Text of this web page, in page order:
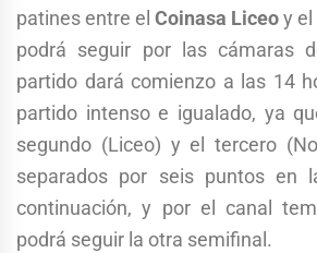
patines entre el Coinasa Liceoy el
podrá seguir por las cámaras
partido dará comienzo a las 14
partido intenso e igualado, ya
segundo (Liceo) y el tercero
separados por seis puntos en
continuación, y por el canal
podrá seguir la otra semifinal.